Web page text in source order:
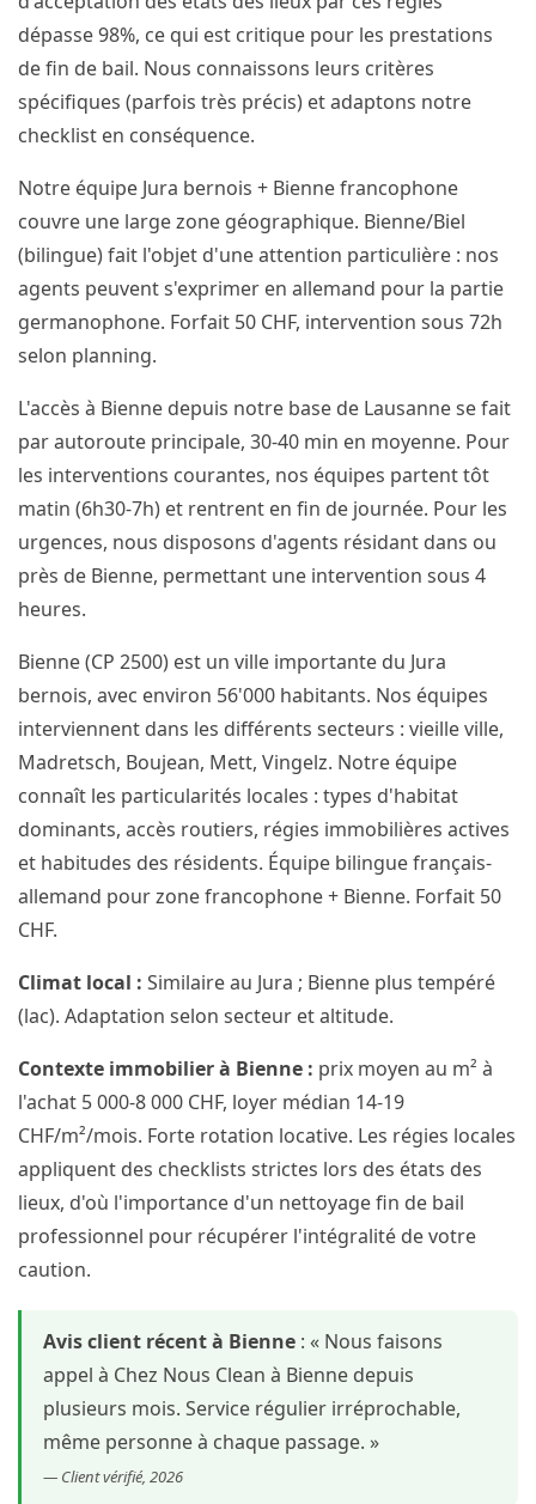
dépasse 98%, ce qui est critique pour les prestations
de fin de bail. Nous connaissons leurs critères
spécifiques (parfois très précis) et adaptons notre
checklist en conséquence.
Notre équipe Jura bernois + Bienne francophone
couvre une large zone géographique. Bienne/Biel
(bilingue) fait l'objet d'une attention particulière : nos
agents peuvent s'exprimer en allemand pour la partie
germanophone. Forfait 50 CHF, intervention sous 72h
selon planning.
L'accès à Bienne depuis notre base de Lausanne se fait
par autoroute principale, 30-40 min en moyenne. Pour
les interventions courantes, nos équipes partent tôt
matin (6h30-7h) et rentrent en fin de journée. Pour les
urgences, nous disposons d'agents résidant dans ou
près de Bienne, permettant une intervention sous 4
heures.
Bienne (CP 2500) est un ville importante du Jura
bernois, avec environ 56'000 habitants. Nos équipes
interviennent dans les différents secteurs : vieille ville,
Madretsch, Boujean, Mett, Vingelz. Notre équipe
connaît les particularités locales : types d'habitat
dominants, accès routiers, régies immobilières actives
et habitudes des résidents. Équipe bilingue français-
allemand pour zone francophone + Bienne. Forfait 50
CHF.
Climat local : Similaire au Jura ; Bienne plus tempéré
(lac). Adaptation selon secteur et altitude.
Contexte immobilier à Bienne : prix moyen au m² à
l'achat 5 000-8 000 CHF, loyer médian 14-19
CHF/m²/mois. Forte rotation locative. Les régies locales
appliquent des checklists strictes lors des états des
lieux, d'où l'importance d'un nettoyage fin de bail
professionnel pour récupérer l'intégralité de votre
caution.
Avis client récent à Bienne : « Nous faisons
appel à Chez Nous Clean à Bienne depuis
plusieurs mois. Service régulier irréprochable,
même personne à chaque passage. »
— Client vérifié, 2026